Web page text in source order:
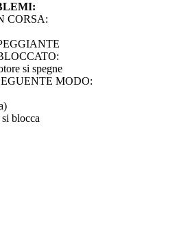
CORSA:
si spegne
MODO:
blocca